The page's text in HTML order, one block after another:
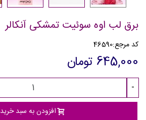
برق لب اوه سوئیت تمشکی آنکالر
کد مرجع:46590
645,000 تومان
-
افزودن به سبد خرید